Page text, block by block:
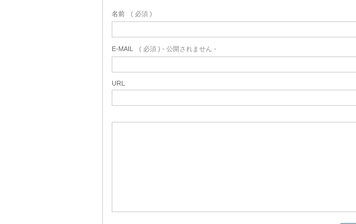
名前 ( 必須 )
E-MAIL ( 必須 ) - 公開されません -
URL